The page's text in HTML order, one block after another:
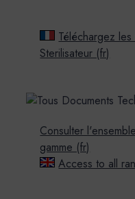
Téléchargez
Sterilisateur (fr)
Consulter
gamme (fr)
Access to all